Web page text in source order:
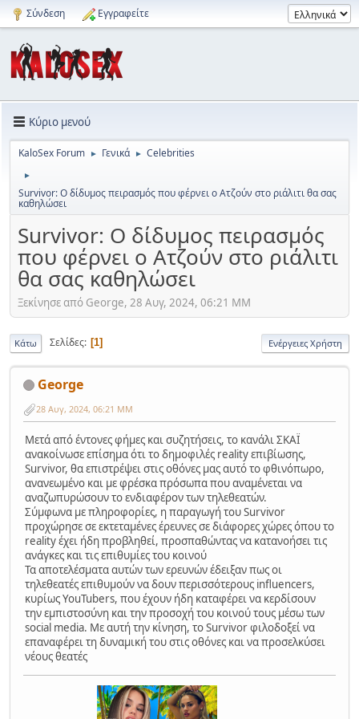
Σύνδεση Εγγραφείτε
Κύριο μενού
KaloSex Forum ► Γενικά ► Celebrities
►
Survivor: Ο δίδυμος πειρασμός που φέρνει ο Ατζούν στο ριάλιτι θα σας
καθηλώσει
Survivor: Ο δίδυμος πειρασμός
που φέρνει ο Ατζούν στο ριάλιτι
θα σας καθηλώσει
Ξεκίνησε από George, 28 Αυγ, 2024, 06:21 ΜΜ
Κάτω Σελίδες 1 Ενέργειες Χρήστη
George
28 Αυγ, 2024, 06:21 ΜΜ
Μετά από έντονες φήμες και συζητήσεις, το κανάλι ΣΚΑΪ
ανακοίνωσε επίσημα ότι το δημοφιλές reality επιβίωσης,
Survivor, θα επιστρέψει στις οθόνες μας αυτό το φθινόπωρο,
ανανεωμένο και με φρέσκα πρόσωπα που αναμένεται να
αναζωπυρώσουν το ενδιαφέρον των τηλεθεατών.
Σύμφωνα με πληροφορίες, η παραγωγή του Survivor
προχώρησε σε εκτεταμένες έρευνες σε διάφορες χώρες όπου το
reality έχει ήδη προβληθεί, προσπαθώντας να κατανοήσει τις
ανάγκες και τις επιθυμίες του κοινού
Τα αποτελέσματα αυτών των ερευνών έδειξαν πως οι
τηλεθεατές επιθυμούν να δουν περισσότερους influencers,
κυρίως YouTubers, που έχουν ήδη καταφέρει να κερδίσουν
την εμπιστοσύνη και την προσοχή του κοινού τους μέσω των
social media. Με αυτή την κίνηση, το Survivor φιλοδοξεί να
επαναφέρει τη δυναμική του στις οθόνες και να προσελκύσει
νέους θεατές